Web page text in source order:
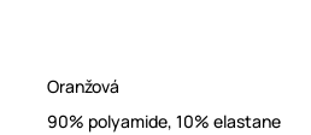
Oranžová
90% polyamide, 10% elastane